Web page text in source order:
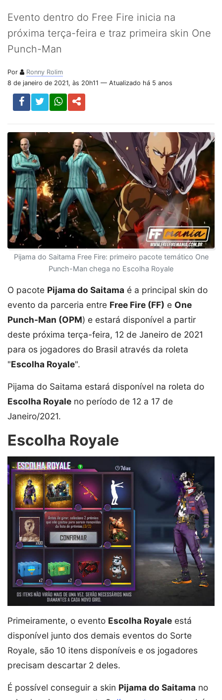
Evento dentro do Free Fire inicia na
próxima terça-feira e traz primeira skin One
Punch-Man
Por
Ronny Rolim
8 de janeiro de 2021, às 20h11 — Atualizado há 5 anos
Pijama do Saitama Free Fire: primeiro pacote temático One
Punch-Man chega no Escolha Royale
O pacote Pijama do Saitama é a principal skin do
evento da parceria entre Free Fire (FF) e One
Punch-Man (OPM) e estará disponível a partir
deste próxima terça-feira, 12 de Janeiro de 2021
para os jogadores do Brasil através da roleta
"Escolha Royale".
Pijama do Saitama estará disponível na roleta do
Escolha Royale no período de 12 a 17 de
Janeiro/2021.
Escolha Royale
Primeiramente, o evento Escolha Royale está
disponível junto dos demais eventos do Sorte
Royale, são 10 itens disponíveis e os jogadores
precisam descartar 2 deles.
É possível conseguir a skin Pijama do Saitama no